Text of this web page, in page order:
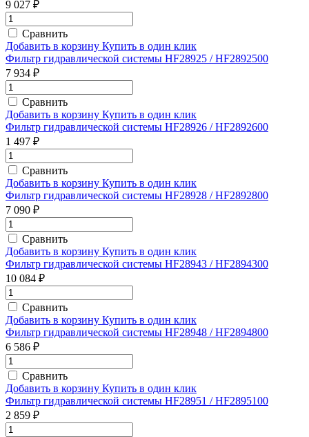
9 027 ₽
Сравнить
Добавить в корзину Купить в один клик
Фильтр гидравлической системы HF28925 / HF2892500
7 934 ₽
Сравнить
Добавить в корзину Купить в один клик
Фильтр гидравлической системы HF28926 / HF2892600
1 497 ₽
Сравнить
Добавить в корзину Купить в один клик
Фильтр гидравлической системы HF28928 / HF2892800
7 090 ₽
Сравнить
Добавить в корзину Купить в один клик
Фильтр гидравлической системы HF28943 / HF2894300
10 084 ₽
Сравнить
Добавить в корзину Купить в один клик
Фильтр гидравлической системы HF28948 / HF2894800
6 586 ₽
Сравнить
Добавить в корзину Купить в один клик
Фильтр гидравлической системы HF28951 / HF2895100
2 859 ₽